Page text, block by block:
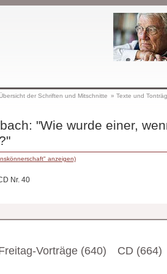
der Schriften und Mitschnitte » Texte und
"Wie wurde einer,
anzeigen)
Nr. 40
Vorträge (640) CD (664)